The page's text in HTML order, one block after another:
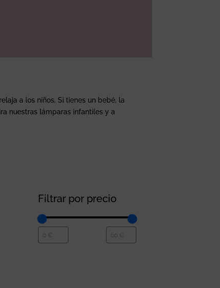
a los niños. Si tienes un bebé, la
nuestras lámparas infantiles y a
Filtrar por precio